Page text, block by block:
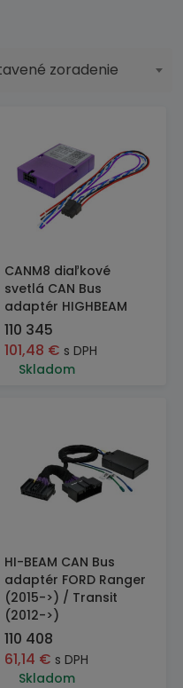
zoradenie
CANM8 diaľkové
svetlá CAN Bus
adaptér HIGHBEAM
110 345
101,48 € s DPH
Skladom
HI-BEAM CAN Bus
adaptér FORD Ranger
(2015->) / Transit
(2012->)
110 408
61,14 € s DPH
Skladom